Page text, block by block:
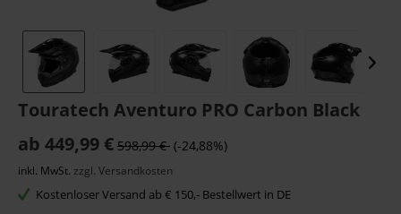
Touratech Aventuro PRO Carbon Black
ab 449,99 € 598,99 € (-24,88%)
inkl. MwSt. zzgl. Versandkosten
Kostenloser Versand ab € 150,- Bestellwert in DE